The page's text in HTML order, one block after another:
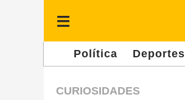
Política Deportes
3
CURIOSIDADES